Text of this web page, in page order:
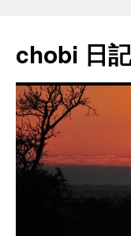
テ
ン
へ
ス
キ
ッ
プ
chobi 日記